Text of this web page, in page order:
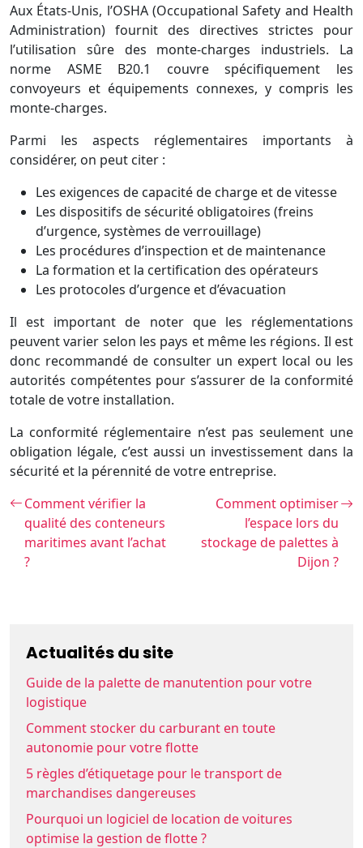
Aux États-Unis, l’OSHA (Occupational Safety and Health
Administration) fournit des directives strictes pour
l’utilisation sûre des monte-charges industriels. La
norme ASME B20.1 couvre spécifiquement les
convoyeurs et équipements connexes, y compris les
monte-charges.
Parmi les aspects réglementaires importants à
considérer, on peut citer :
Les exigences de capacité de charge et de vitesse
Les dispositifs de sécurité obligatoires (freins
d’urgence, systèmes de verrouillage)
Les procédures d’inspection et de maintenance
La formation et la certification des opérateurs
Les protocoles d’urgence et d’évacuation
Il est important de noter que les réglementations
peuvent varier selon les pays et même les régions. Il est
donc recommandé de consulter un expert local ou les
autorités compétentes pour s’assurer de la conformité
totale de votre installation.
La conformité réglementaire n’est pas seulement une
obligation légale, c’est aussi un investissement dans la
sécurité et la pérennité de votre entreprise.
Comment vérifier la
qualité des conteneurs
maritimes avant l’achat
?
Comment optimiser
l’espace lors du
stockage de palettes à
Dijon ?
Actualités du site
Guide de la palette de manutention pour votre
logistique
Comment stocker du carburant en toute
autonomie pour votre flotte
5 règles d’étiquetage pour le transport de
marchandises dangereuses
Pourquoi un logiciel de location de voitures
optimise la gestion de flotte ?